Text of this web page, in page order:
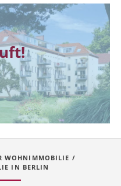
WOHNIMMOBILIE /
IN BERLIN